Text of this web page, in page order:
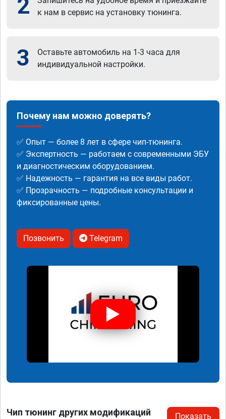
2
к нам в сервис на установку тюнинга.
3
Оставьте автомобиль на 1-3 часа для
индивидуальной настройки.
Почему нам можно доверять?
✅ Опыт — более 8 лет в сфере чип-тюнинга.
✅ Экспертность — работаем с современными ЭБУ
и диагностическим оборудованием.
✅ Надежность — гарантия на все виды работ.
✅ Прозрачность — подробные консультации и
фиксированные цены.
Позвонить Telegram
Чип тюнинг других модификаций
Показать